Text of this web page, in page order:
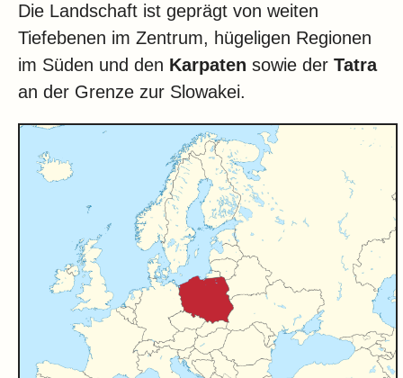
Die Landschaft ist geprägt von weiten
Tiefebenen im Zentrum, hügeligen Regionen
im Süden und den Karpaten sowie der Tatra
an der Grenze zur Slowakei.